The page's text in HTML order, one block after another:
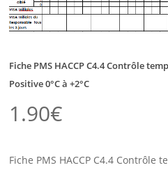
Fiche PMS HACCP C4.4 Contrôle
Positive 0°C à +2°C
1.90€
Fiche PMS HACCP C4.4